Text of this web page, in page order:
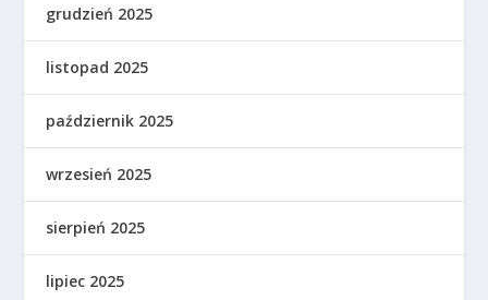
grudzień 2025
listopad 2025
październik 2025
wrzesień 2025
sierpień 2025
lipiec 2025